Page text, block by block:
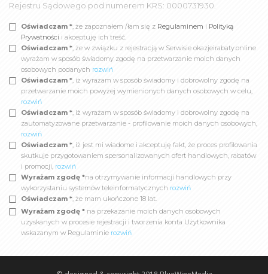
Rejestru Sądowego pod numerem KRS: 0000731930.
Oświadczam *, że zapoznałem /łam się z Regulaminem i Polityką
Prywatności i akceptuję ich treść.
Oświadczam *, że w związku z rejestracją w Serwisie okazjeirabaty.online
wyrażam w sposób świadomy zgodę na przetwarzanie moich danych
osobowych podanych rozwiń
Oświadczam *, iż wyrażam w sposób świadomy i dobrowolny zgodę na
przetwarzanie moich powyżej wymienionych danych osobowych w celu,
rozwiń
Oświadczam *, iż wyrażam w sposób świadomy i dobrowolny zgodę na
zautomatyzowane przetwarzanie - profilowanie moich danych osobowych,
rozwiń
Oświadczam *, iż jest mi wiadome i akceptuję fakt, że proces profilowania
skutkuje przygotowaniem spersonalizowanych ofert handlowych, rabatów
i promocji, rozwiń
Wyrażam zgodę *na otrzymywanie informacji handlowych przy
wykorzystaniu systemów teleinformatycznych rozwiń
Oświadczam *, że mam ukończone 18 lat.
Wyrażam zgodę * na przekazanie moich danych osobowych
uzyskanych w procesie rejestracji i tworzenia konta Użytkownika
wskazanym w Regulaminie rozwiń